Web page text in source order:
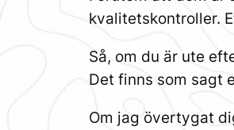
kvalitetskontroller.
Så, om du är ute
Det finns som sagt
Om jag övertygat